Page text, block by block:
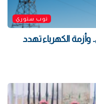
توب ستوري
وأزمة الكهرباء تهدد